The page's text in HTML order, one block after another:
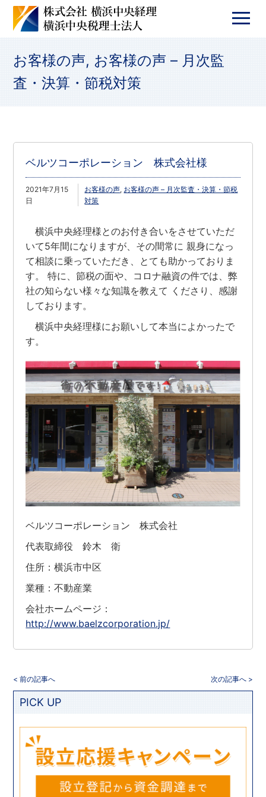
お客様の声, お客様の声 – 月次監
査・決算・節税対策
ベルツコーポレーション 株式会社様
2021年7月15
日
お客様の声, お客様の声 – 月次監査・決算・節税
対策
横浜中央経理様とのお付き合いをさせていただ
いて5年間になりますが、その間常に 親身になっ
て相談に乗っていただき、とても助かっておりま
す。 特に、節税の面や、コロナ融資の件では、弊
社の知らない様々な知識を教えて くださり、感謝
しております。
横浜中央経理様にお願いして本当によかったで
す。
ベルツコーポレーション 株式会社
代表取締役 鈴木 衛
住所：横浜市中区
業種：不動産業
会社ホームページ：
http://www.baelzcorporation.jp/
< 前の記事へ 次の記事へ >
PICK UP